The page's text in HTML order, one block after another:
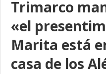
Trimarco
«el
Marita está
casa de los